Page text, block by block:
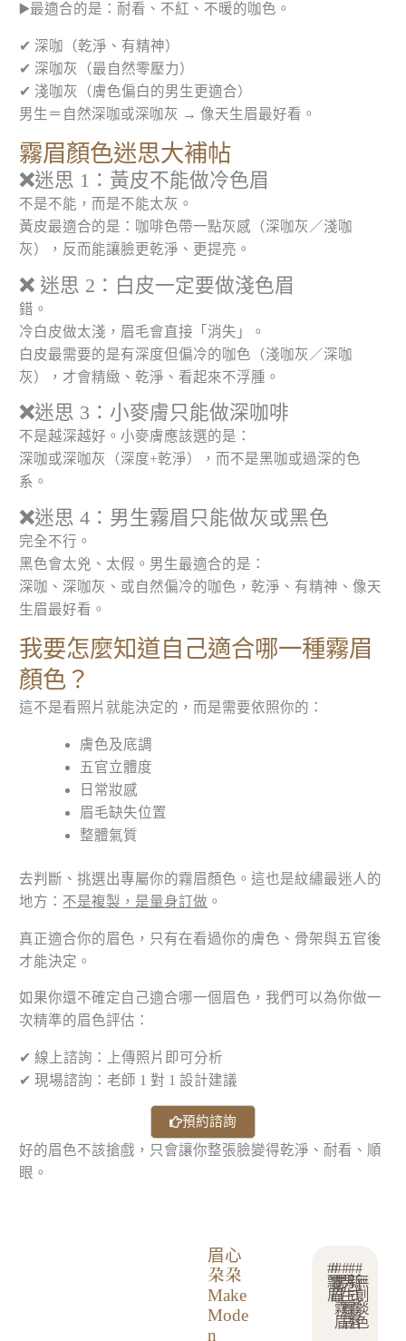
▶️最適合的是：耐看、不紅、不暖的咖色。
✔ 深咖（乾淨、有精神）
✔ 深咖灰（最自然零壓力）
✔ 淺咖灰（膚色偏白的男生更適合）
男生＝自然深咖或深咖灰 → 像天生眉最好看。
霧眉顏色迷思大補帖
❌迷思 1：黃皮不能做冷色眉
不是不能，而是不能太灰。
黃皮最適合的是：咖啡色帶一點灰感（深咖灰／淺咖
灰），反而能讓臉更乾淨、更提亮。
❌ 迷思 2：白皮一定要做淺色眉
錯。
冷白皮做太淺，眉毛會直接「消失」。
白皮最需要的是有深度但偏冷的咖色（淺咖灰／深咖
灰），才會精緻、乾淨、看起來不浮腫。
❌迷思 3：小麥膚只能做深咖啡
不是越深越好。小麥膚應該選的是：
深咖或深咖灰（深度+乾淨），而不是黑咖或過深的色
系。
❌迷思 4：男生霧眉只能做灰或黑色
完全不行。
黑色會太兇、太假。男生最適合的是：
深咖、深咖灰、或自然偏冷的咖色，乾淨、有精神、像天
生眉最好看。
我要怎麼知道自己適合哪一種霧眉
顏色？
這不是看照片就能決定的，而是需要依照你的：
膚色及底調
五官立體度
日常妝感
眉毛缺失位置
整體氣質
去判斷、挑選出專屬你的霧眉顏色。這也是紋繡最迷人的
地方： 不是複製，是量身訂做 。
真正適合你的眉色，只有在看過你的膚色、骨架與五官後
才能決定。
如果你還不確定自己適合哪一個眉色，我們可以為你做一
次精準的眉色評估：
✔ 線上諮詢：上傳照片即可分析
✔ 現場諮詢：老師 1 對 1 設計建議
預約諮詢
好的眉色不該搶戲，只會讓你整張臉變得乾淨、耐看、順
眼。
眉心
朶朶
Make
Mode
n
台
中
市
#
飄
眉
#
霧
眉
#
男
生
霧
眉
#
男
生
飄
眉
#
新
式
霧
唇
#
無
創
淡
色